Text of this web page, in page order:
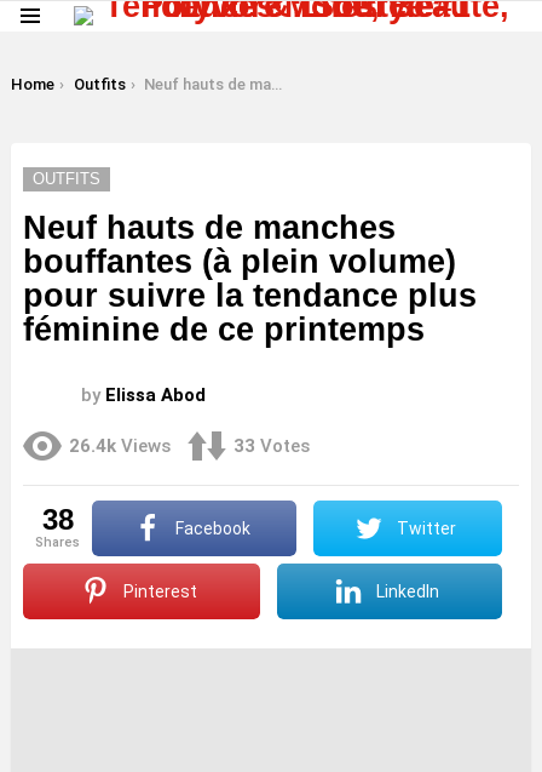
You are here:
Home Outfits Neuf hauts de manches bouffantes (à plein volume) pour suivre la tendance plus féminine de ce printemps
OUTFITS
Neuf hauts de manches
bouffantes (à plein volume)
pour suivre la tendance plus
féminine de ce printemps
by Elissa Abod
26.4k Views 33 Votes
38
shares
Facebook Twitter
Pinterest LinkedIn